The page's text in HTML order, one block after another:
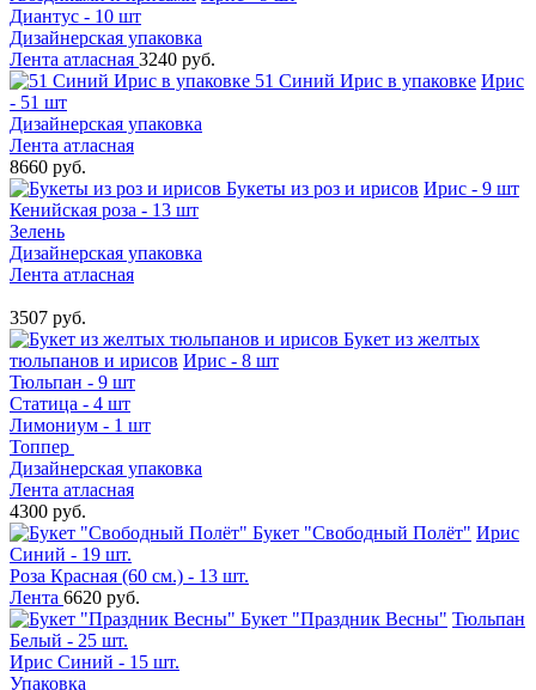
Диантус - 10 шт
Дизайнерская упаковка
Лента атласная 3240 руб.
51 Синий Ирис в упаковке Ирис
- 51 шт
Дизайнерская упаковка
Лента атласная
8660 руб.
Букеты из роз и ирисов Ирис - 9 шт
Кенийская роза - 13 шт
Зелень
Дизайнерская упаковка
Лента атласная
3507 руб.
Букет из желтых
тюльпанов и ирисов Ирис - 8 шт
Тюльпан - 9 шт
Статица - 4 шт
Лимониум - 1 шт
Топпер
Дизайнерская упаковка
Лента атласная
4300 руб.
Букет "Свободный Полёт" Ирис
Синий - 19 шт.
Роза Красная (60 см.) - 13 шт.
Лента 6620 руб.
Букет "Праздник Весны" Тюльпан
Белый - 25 шт.
Ирис Синий - 15 шт.
Упаковка